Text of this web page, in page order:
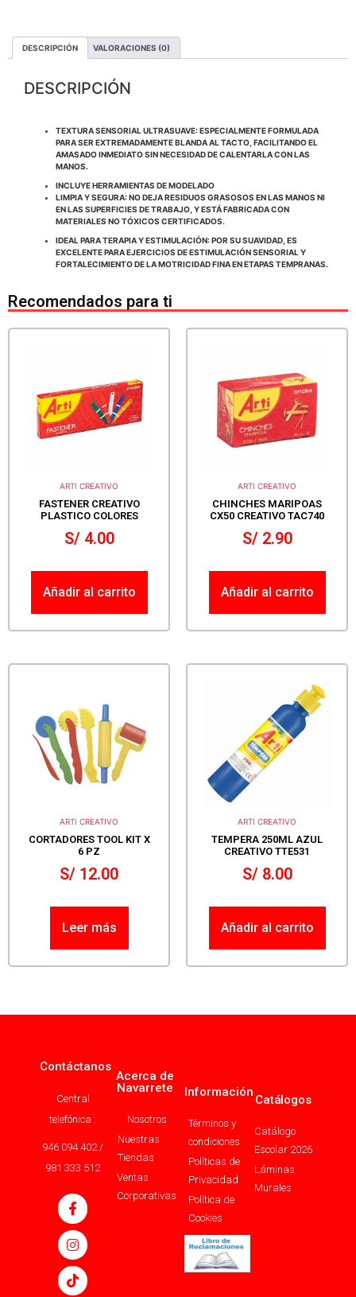
DESCRIPCIÓN VALORACIONES (0)
DESCRIPCIÓN
TEXTURA SENSORIAL ULTRASUAVE: ESPECIALMENTE FORMULADA
PARA SER EXTREMADAMENTE BLANDA AL TACTO, FACILITANDO EL
AMASADO INMEDIATO SIN NECESIDAD DE CALENTARLA CON LAS
MANOS.
INCLUYE HERRAMIENTAS DE MODELADO
LIMPIA Y SEGURA: NO DEJA RESIDUOS GRASOSOS EN LAS MANOS NI
EN LAS SUPERFICIES DE TRABAJO, Y ESTÁ FABRICADA CON
MATERIALES NO TÓXICOS CERTIFICADOS.
IDEAL PARA TERAPIA Y ESTIMULACIÓN: POR SU SUAVIDAD, ES
EXCELENTE PARA EJERCICIOS DE ESTIMULACIÓN SENSORIAL Y
FORTALECIMIENTO DE LA MOTRICIDAD FINA EN ETAPAS TEMPRANAS.
Recomendados para ti
ARTI CREATIVO
FASTENER CREATIVO
PLASTICO COLORES
S/4.00
Añadir al carrito
ARTI CREATIVO
CHINCHES MARIPOAS
CX50 CREATIVO TAC740
S/2.90
Añadir al carrito
ARTI CREATIVO
CORTADORES TOOL KIT X
6 PZ
S/ 12.00
Leer más
ARTI CREATIVO
TEMPERA 250ML AZUL
CREATIVO TTE531
S/8.00
Añadir al carrito
Contáctanos
Central
telefónica :
946 094 402 /
981 333 512
Acerca de
Navarrete
Nosotros
Nuestras
Tiendas
Ventas
Corporativas
Información
Términos y
condiciones
Políticas de
Privacidad
Política de
Cookies
Catálogos
Catálogo
Escolar 2026
Láminas
Murales